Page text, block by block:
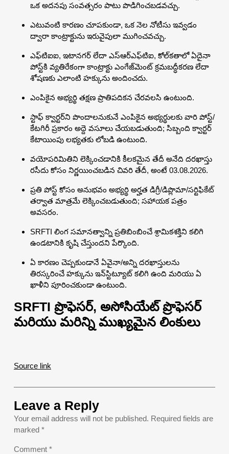
ఒక అదనపు సంవత్సరం పాటు పొడిగించబడవచ్చు.
ఎటువంటి కారణం చూపకుండా, ఒక నెల నోటీసు ఇవ్వడం
ద్వారా కాంట్రాక్టును ఇరువైపులా ముగించవచ్చు.
ఎఫ్‌టిఐఐ, ఇటానగర్ లేదా ఎస్‌ఆర్‌ఎఫ్‌టిఐ, కోల్‌కతాలో ఏదైనా
పోస్ట్‌కి వ్యతిరేకంగా కాంట్రాక్టు ఎంగేజ్‌మెంట్ క్రమబద్ధీకరణ లేదా
శోషణకు ఎలాంటి హక్కును అందించదు.
ఎంపికైన అభ్యర్థి తక్షణ ప్రాతిపదికన చేరవలసి ఉంటుంది.
స్టాఫ్ క్వార్టర్‌ని పొందాలనుకునే ఎంపికైన అభ్యర్థులకు వారి పోస్ట్/
కేటగిరీ ప్రకారం అద్దె వసూలు చేయబడుతుంది; సిబ్బంది క్వార్టర్
కేటాయింపు లభ్యతకు లోబడి ఉంటుంది.
వయోపరిమితిని లెక్కించడానికి కీలకమైన తేదీ అనేది దరఖాస్తు
రసీదు కోసం నిర్ణయించబడిన చివరి తేదీ, అంటే 03.08.2026.
ప్రతి పోస్ట్ కోసం అనుభవం అభ్యర్థి అర్హత డిగ్రీ/డిప్లొమా/సర్టిఫికేట్
తర్వాత మాత్రమే లెక్కించబడుతుంది; సహాయక పత్రం
అవసరం.
SRFTI లింగ సమానత్వాన్ని ప్రతిబింబించే శ్రామికశక్తిని కలిగి
ఉండటానికి కృషి చేస్తుందని పేర్కొంది.
ఏ కారణం చెప్పకుండానే ఏవైనా/అన్ని దరఖాస్తులను
తిరస్కరించే హక్కును ఇన్‌స్టిట్యూట్ కలిగి ఉంది మరియు ఏ
ఖాళీని పూరించకుండా ఉంటుంది.
SRFTI ప్రొఫెసర్, అసోసియేట్ ప్రొఫెసర్
మరియు మరిన్ని ముఖ్యమైన లింకులు
Source link
Leave a Reply
Your email address will not be published. Required fields are
marked *
Comment *